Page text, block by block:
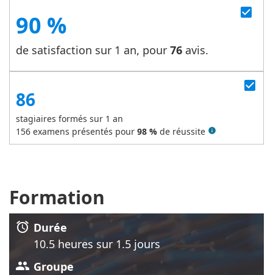
90 %
de satisfaction sur 1 an, pour 76 avis.
check_box
check_box
86
stagiaires formés sur 1 an
156 examens présentés pour 98 % de réussite info
Formation
alarm Durée
10.5 heures sur 1.5 jours
group Groupe